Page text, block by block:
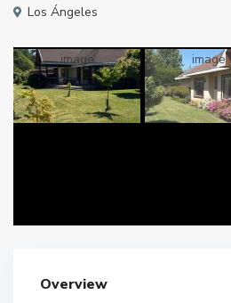
Los Ángeles
Overview